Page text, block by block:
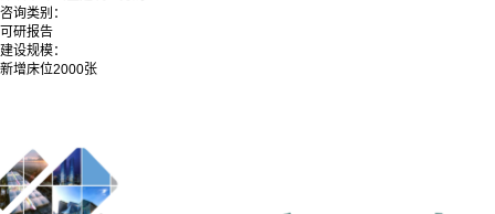
咨询类别：
可研报告
建设规模：
新增床位2000张